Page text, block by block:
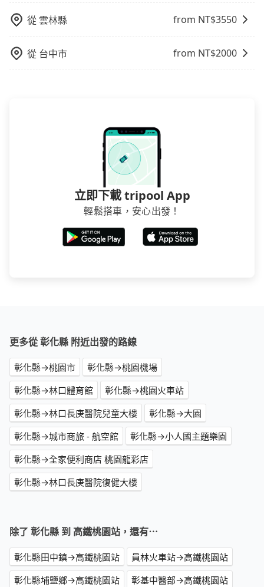
從雲林縣 from NT$3550
從 台中市 from NT$2000
立即下載 tripool App
輕鬆搭車，安心出發！
更多從 彰化縣 附近出發的路線
彰化縣→桃園市
彰化縣→桃園機場
彰化縣→林口體育館
彰化縣→桃園火車站
彰化縣→林口長庚醫院兒童大樓
彰化縣→大園
彰化縣→城市商旅 - 航空館
彰化縣→小人國主題樂園
彰化縣→全家便利商店 桃園龍彩店
彰化縣→林口長庚醫院復健大樓
除了 彰化縣 到 高鐵桃園站，還有⋯
彰化縣田中鎮→高鐵桃園站
員林火車站→高鐵桃園站
彰化縣埔鹽鄉→高鐵桃園站
彰基中醫部→高鐵桃園站